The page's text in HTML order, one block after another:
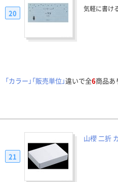
気軽に書け
20
「カラー」「販売単位」違いで全6商品あ
山櫻 二折
21